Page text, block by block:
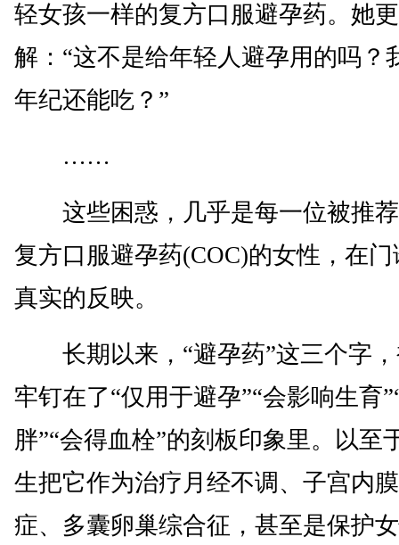
轻女孩一样的复方口服避孕药。她
解：“这不是给年轻人避孕用的吗？
年纪还能吃？”
……
这些困惑，几乎是每一位被推
复方口服避孕药(COC)的女性，在
真实的反映。
长期以来，“避孕药”这三个字，
牢钉在了“仅用于避孕”“会影响生育
胖”“会得血栓”的刻板印象里。以至
生把它作为治疗月经不调、子宫内
症、多囊卵巢综合征，甚至是保护